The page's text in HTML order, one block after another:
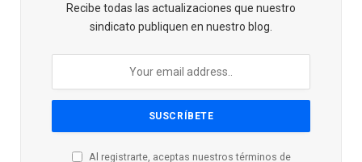
Recibe todas las actualizaciones que nuestro
sindicato publiquen en nuestro blog.
Al registrarte, aceptas nuestros términos de